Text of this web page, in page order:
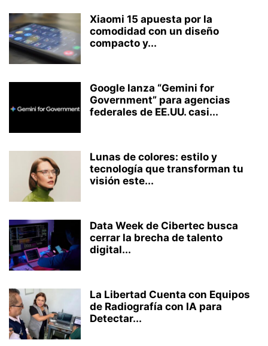
Xiaomi 15 apuesta por la
comodidad con un diseño
compacto y...
Google lanza “Gemini for
Government” para agencias
federales de EE.UU. casi...
Lunas de colores: estilo y
tecnología que transforman tu
visión este...
Data Week de Cibertec busca
cerrar la brecha de talento
digital...
La Libertad Cuenta con Equipos
de Radiografía con IA para
Detectar...